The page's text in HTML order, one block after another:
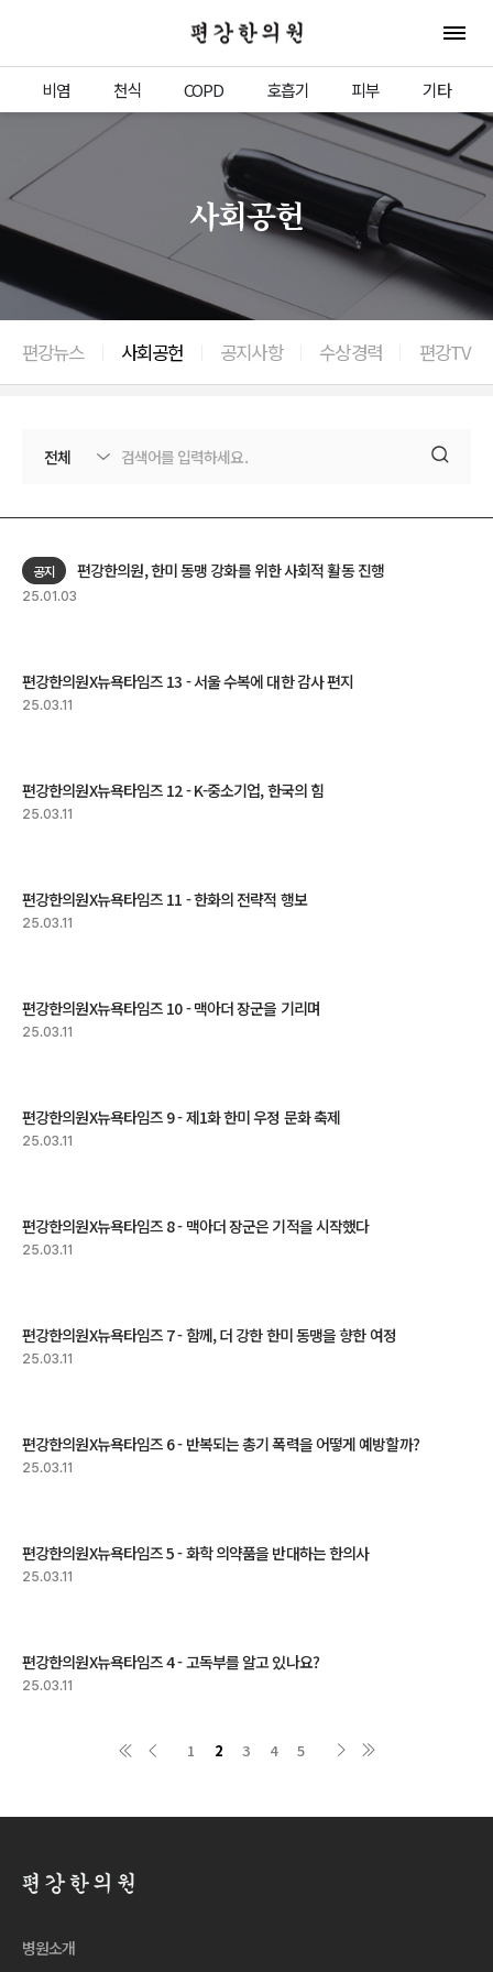
편강한의원 전체
비염 천식 COPD 호흡기 피부 기타
사회공헌
편강뉴스 사회공헌 공지사항 수상경력 편강TV
공지 편강한의원, 한미 동맹 강화를 위한 사회적 활동 진행
25.01.03
편강한의원X뉴욕타임즈 13 - 서울 수복에 대한 감사 편지
25.03.11
편강한의원X뉴욕타임즈 12 - K-중소기업, 한국의 힘
25.03.11
편강한의원X뉴욕타임즈 11 - 한화의 전략적 행보
25.03.11
편강한의원X뉴욕타임즈 10 - 맥아더 장군을 기리며
25.03.11
편강한의원X뉴욕타임즈 9 - 제1화 한미 우정 문화 축제
25.03.11
편강한의원X뉴욕타임즈 8 - 맥아더 장군은 기적을 시작했다
25.03.11
편강한의원X뉴욕타임즈 7 - 함께, 더 강한 한미 동맹을 향한 여정
25.03.11
편강한의원X뉴욕타임즈 6 - 반복되는 총기 폭력을 어떻게 예방할까?
25.03.11
편강한의원X뉴욕타임즈 5 - 화학 의약품을 반대하는 한의사
25.03.11
편강한의원X뉴욕타임즈 4 - 고독부를 알고 있나요?
25.03.11
1 2 3 4 5
병원소개